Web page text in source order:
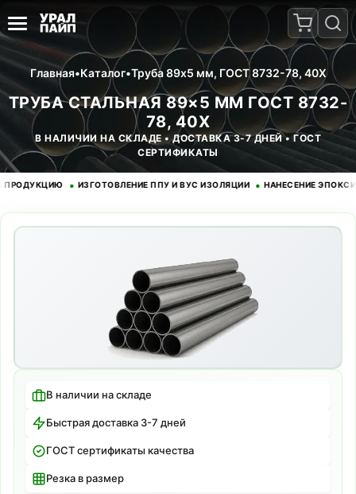
Главная•Каталог•Труба 89x5 мм, ГОСТ 8732-78, 40Х
ТРУБА СТАЛЬНАЯ 89×5 ММ ГОСТ 8732-
78, 40Х
В НАЛИЧИИ НА СКЛАДЕ • ДОСТАВКА 3-7 ДНЕЙ • ГОСТ
СЕРТИФИКАТЫ
• ИЗГОТОВЛЕНИЕ ППУ И ВУС ИЗОЛЯЦИИ • НАНЕСЕНИЕ
В наличии на складе
Быстрая доставка 3-7 дней
ГОСТ сертификаты качества
Резка в размер